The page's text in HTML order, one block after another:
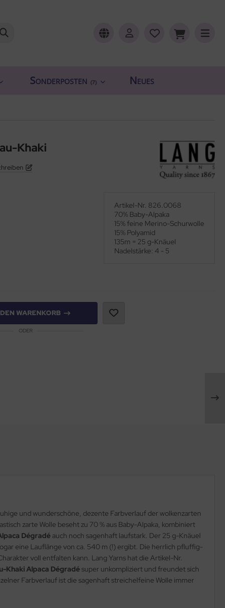
Sonderposten (7) Neues
Khaki
Artikel-Nr. 826.0068
70% Baby-Alpaka
15% feine Merino-Schurwolle
15% Polyamid
135m = 25 g-Knäuel
Nadelstärke: 4 - 5
WARENKORB
ODER
und wunderschöne, dezente Farbverlauf der wolkenzarten
zarte Wolle beseht zu 70 % aus Baby-Alpaka, kombiniert
Dégradé auch noch sagenhaft laufstark. Der 25 g-Knäuel
eine Lauflänge von ca. 540 m (!) ergibt. Die herrlich pfluffig-
voll entfalten kann. Lang Yarns hat die Artikel-Nr.
Khaki Alpaca Dégradésuper unkompliziert und freundet sich
Farbverlauf ist die sagenhaft streichelfeine Wolle immer